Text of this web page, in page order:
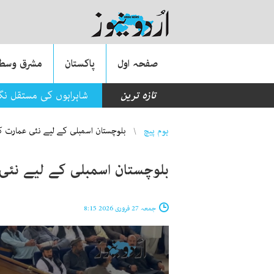
صفحہ اول پاکستان مشرق
تازہ ترین
شاہراہوں کی مستقل
You are here
ہوم پیچ بلوچستان اسمبلی کے لیے نئی
بلوچستان اسمبلی کے لیے
جمعہ 27 فروری 2026 8:15